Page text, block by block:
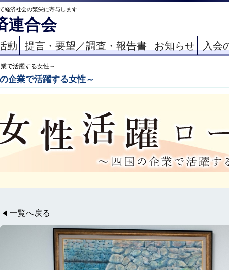
経済社会の繁栄に寄与します
連合会
動 提言・要望／調査・報告書 お知らせ 入会
で活躍する女性～
企業で活躍する女性～
一覧へ戻る